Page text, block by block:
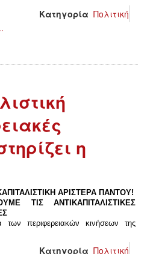
Κατηγορία Πολιτική
η
ΑΡΙΣΤΕΡΑ ΠΑΝΤΟΥ!
ΤΙΣ ΑΝΤΙΚΑΠΙΤΑΛΙΣΤΙΚΕΣ
των περιφερειακών κινήσεων της
Κατηγορία Πολιτική